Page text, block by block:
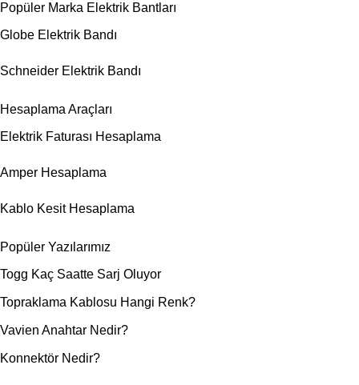
Popüler Marka Elektrik Bantları
Globe Elektrik Bandı
Schneider Elektrik Bandı
Hesaplama Araçları
Elektrik Faturası Hesaplama
Amper Hesaplama
Kablo Kesit Hesaplama
Popüler Yazılarımız
Togg Kaç Saatte Sarj Oluyor
Topraklama Kablosu Hangi Renk?
Vavien Anahtar Nedir?
Konnektör Nedir?